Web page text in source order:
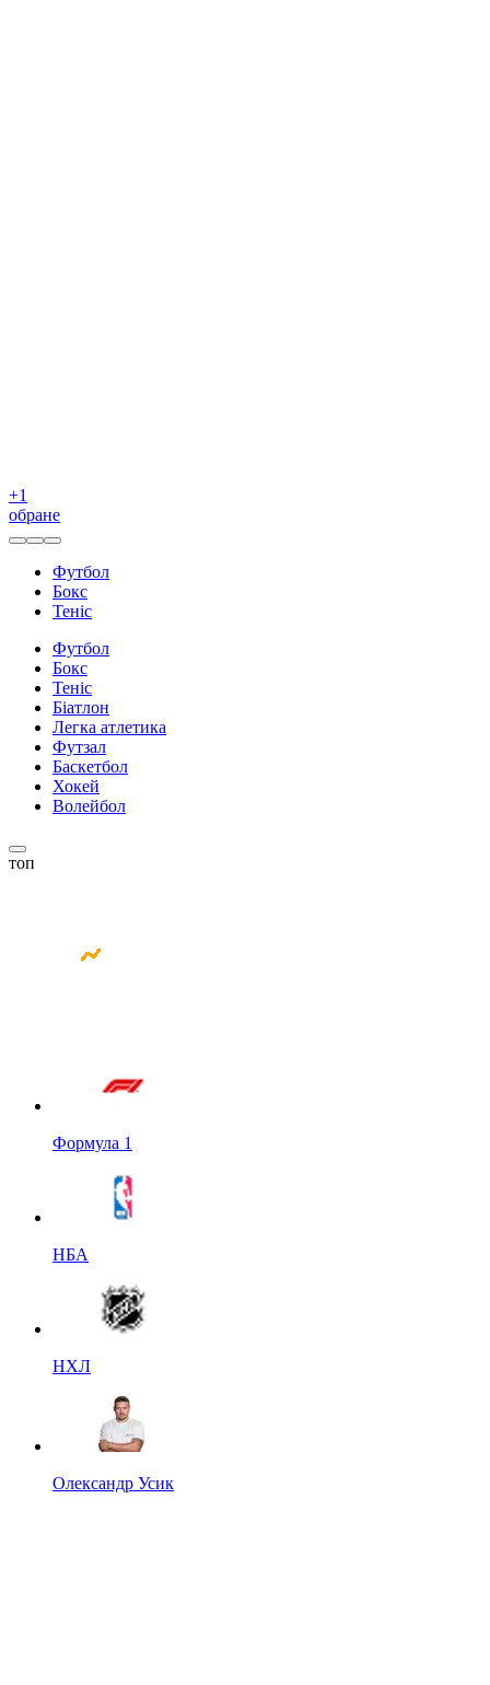
+1
обране
Футбол
Бокс
Теніс
Футбол
Бокс
Теніс
Біатлон
Легка атлетика
Футзал
Баскетбол
Хокей
Волейбол
топ
Формула 1
НБА
НХЛ
Олександр Усик